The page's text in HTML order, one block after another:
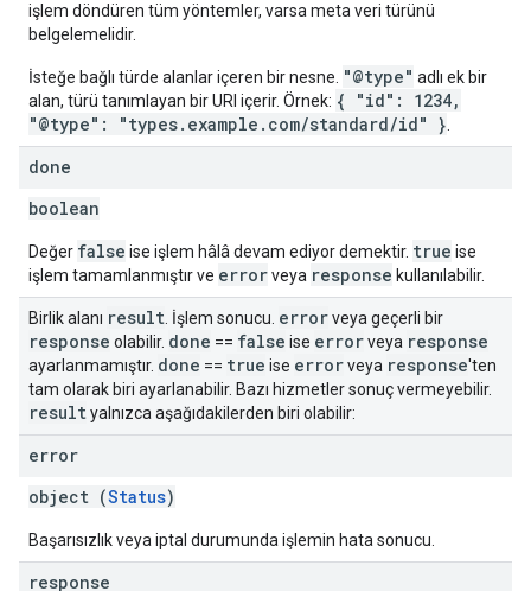
işlem döndüren tüm yöntemler, varsa meta veri türünü
belgelemelidir.
İsteğe bağlı türde alanlar içeren bir nesne. "@type" adlı ek bir
alan, türü tanımlayan bir URI içerir. Örnek: { "id": 1234,
"@type": "types.example.com/standard/id" }
done
boolean
Değer false ise işlem hâlâ devam ediyor demektir. true ise
işlem tamamlanmıştır ve errorveya response kullanılabilir.
Birlik alanı result . İşlem sonucu. errorveya geçerli bir
response olabilir. done == false ise errorveya response
ayarlanmamıştır. done == true ise errorveya response'ten
tam olarak biri ayarlanabilir. Bazı hizmetler sonuç vermeyebilir.
resultyalnızca aşağıdakilerden biri olabilir:
error
object (Status)
Başarısızlık veya iptal durumunda işlemin hata sonucu.
response